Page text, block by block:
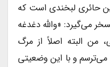
حائرى لبخندى است که
می‌گیرد: «والله دغدغه
البته اصلاً از مرگ
و با این وضعیتى